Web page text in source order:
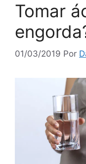
Tomar
01/03/2019 Por